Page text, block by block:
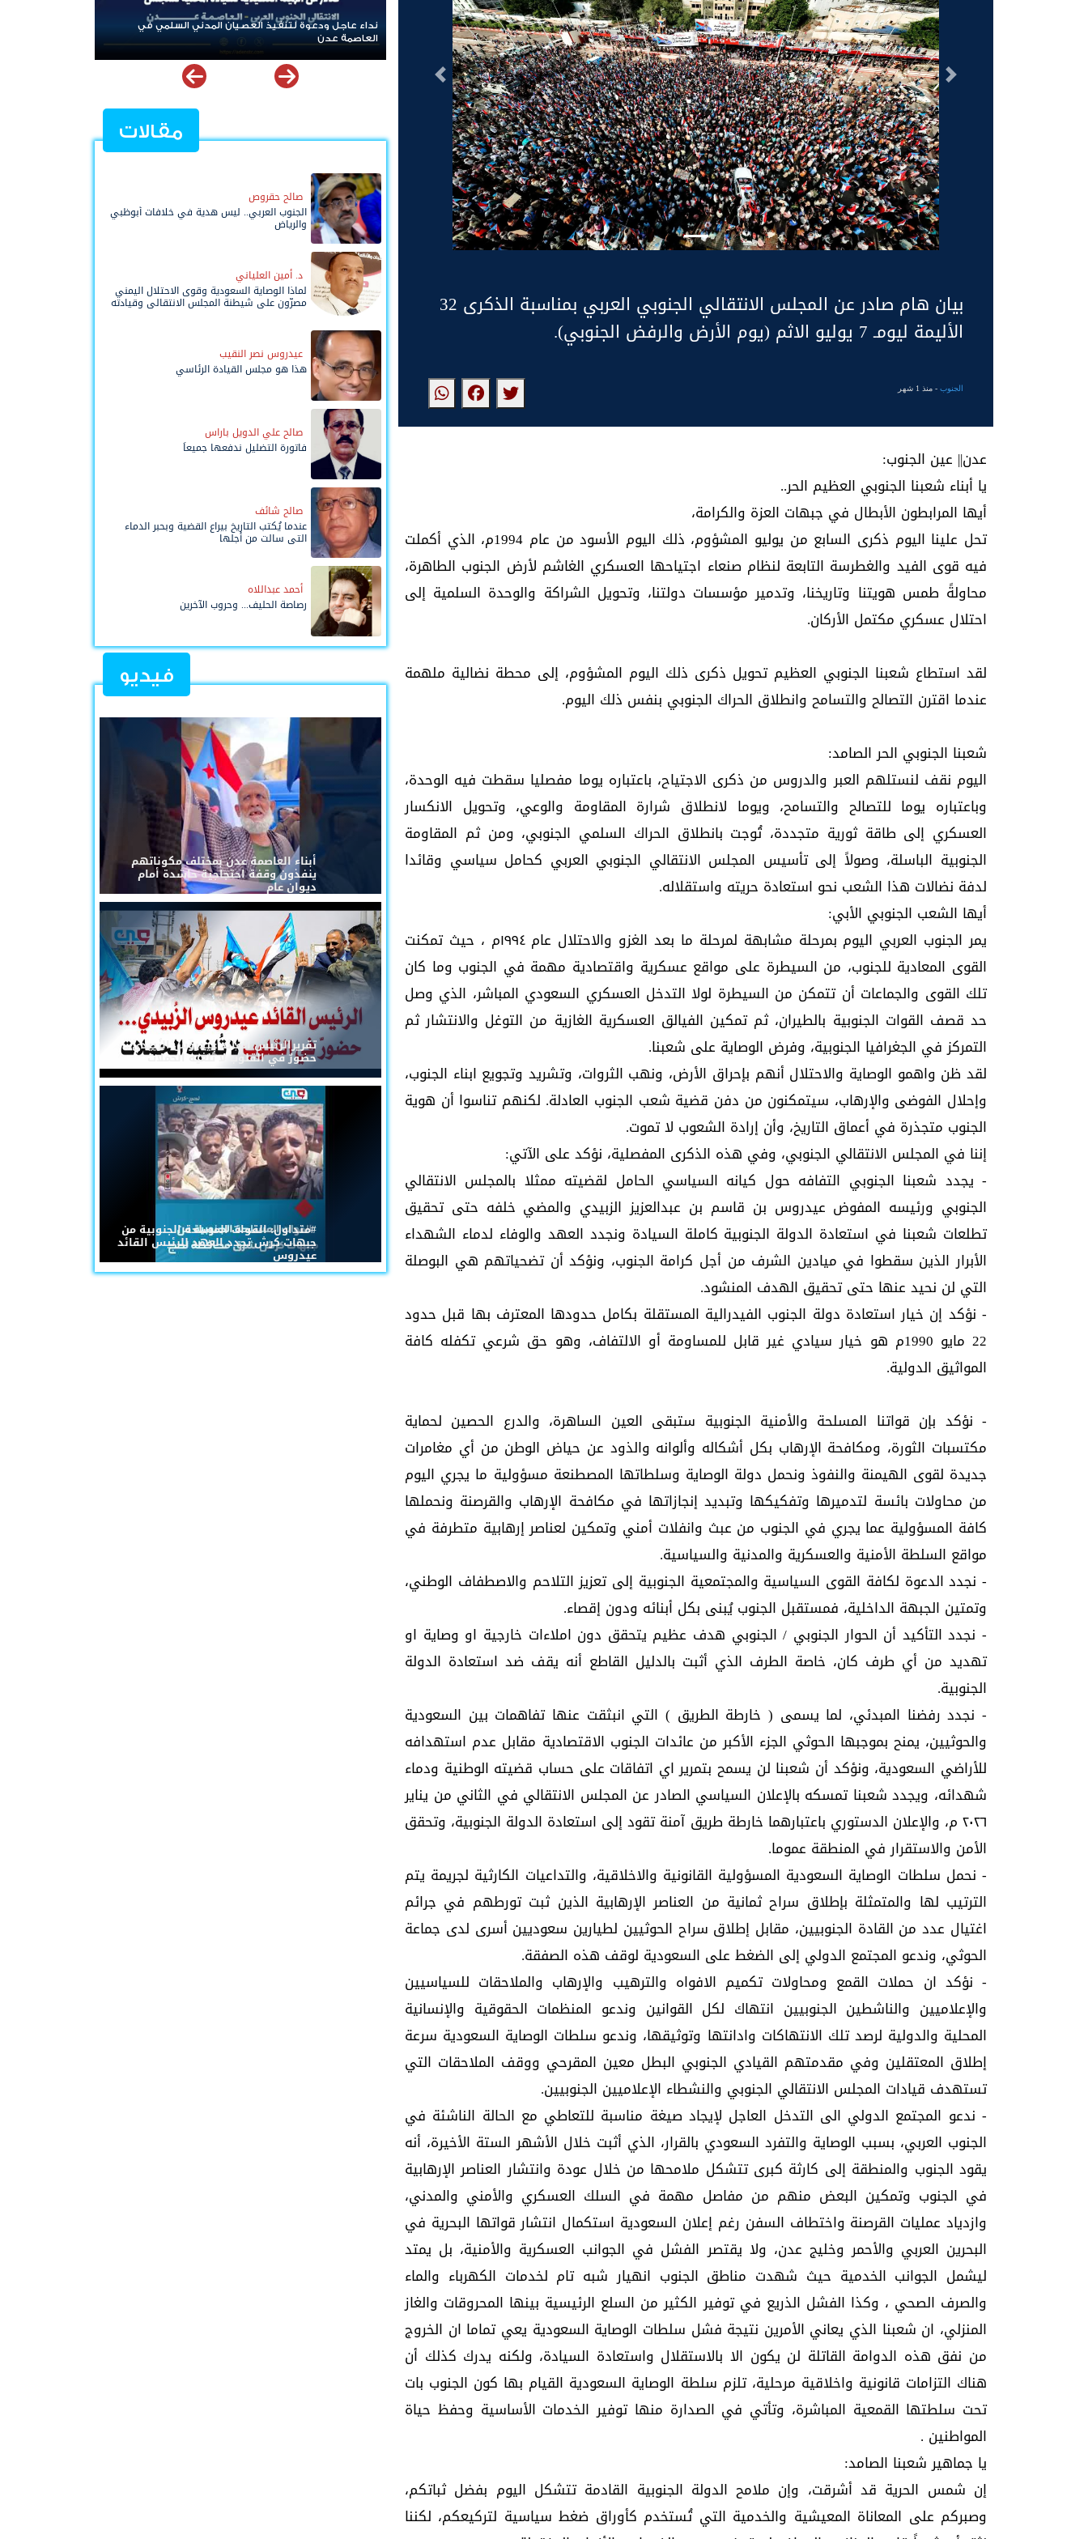
التالى السابق
بيان هام صادر عن المجلس الانتقالي الجنوبي العربي ​بمناسبة الذكرى 32
الأليمة ليومـ 7 يوليو الاثم (يوم الأرض والرفض الجنوبي).
الجنوب- منذ 1 شهر
عدن|| عين الجنوب:
​يا أبناء شعبنا الجنوبي العظيم الحر..
أيها المرابطون الأبطال في جبهات العزة والكرامة،
​تحل علينا اليوم ذكرى السابع من يوليو المشؤوم، ذلك اليوم الأسود من عام 1994م، الذي أكملت
فيه قوى الفيد والغطرسة التابعة لنظام صنعاء اجتياحها العسكري الغاشم لأرض الجنوب الطاهرة،
محاولةً طمس هويتنا وتاريخنا، وتدمير مؤسسات دولتنا، وتحويل الشراكة والوحدة السلمية إلى
احتلال عسكري مكتمل الأركان.
لقد استطاع شعبنا الجنوبي العظيم تحويل ذكرى ذلك اليوم المشؤوم، إلى محطة نضالية ملهمة
عندما اقترن التصالح والتسامح وانطلاق الحراك الجنوبي بنفس ذلك اليوم.
شعبنا الجنوبي الحر الصامد:
اليوم نقف لنستلهم العبر والدروس من ذكرى الاجتياح، باعتباره يوما مفصليا سقطت فيه الوحدة،
وباعتباره يوما للتصالح والتسامح، ويوما لانطلاق شرارة المقاومة والوعي، وتحويل الانكسار
العسكري إلى طاقة ثورية متجددة، تُوجت بانطلاق الحراك السلمي الجنوبي، ومن ثم المقاومة
الجنوبية الباسلة، وصولاً إلى تأسيس المجلس الانتقالي الجنوبي العربي كحامل سياسي وقائدا
لدفة نضالات هذا الشعب نحو استعادة حريته واستقلاله.
​أيها الشعب الجنوبي الأبي:
يمر الجنوب العربي اليوم بمرحلة مشابهة لمرحلة ما بعد الغزو والاحتلال عام ١٩٩٤م ، حيث تمكنت
القوى المعادية للجنوب، من السيطرة على مواقع عسكرية واقتصادية مهمة في الجنوب وما كان
تلك القوى والجماعات أن تتمكن من السيطرة لولا التدخل العسكري السعودي المباشر، الذي وصل
حد قصف القوات الجنوبية بالطيران، ثم تمكين الفيالق العسكرية الغازية من التوغل والانتشار ثم
التمركز في الجغرافيا الجنوبية، وفرض الوصاية على شعبنا.
​لقد ظن واهمو الوصاية والاحتلال أنهم بإحراق الأرض، ونهب الثروات، وتشريد وتجويع ابناء الجنوب،
وإحلال الفوضى والإرهاب، سيتمكنون من دفن قضية شعب الجنوب العادلة. لكنهم تناسوا أن هوية
الجنوب متجذرة في أعماق التاريخ، وأن إرادة الشعوب لا تموت.
​إننا في المجلس الانتقالي الجنوبي، وفي هذه الذكرى المفصلية، نؤكد على الآتي:
- يجدد شعبنا الجنوبي التفافه حول كيانه السياسي الحامل لقضيته ممثلا بالمجلس الانتقالي
الجنوبي ورئيسه المفوض عيدروس بن قاسم بن عبدالعزيز الزبيدي والمضي خلفه حتى تحقيق
تطلعات شعبنا في استعادة الدولة الجنوبية كاملة السيادة ونجدد العهد والوفاء لدماء الشهداء
الأبرار الذين سقطوا في ميادين الشرف من أجل كرامة الجنوب، ونؤكد أن تضحياتهم هي البوصلة
التي لن نحيد عنها حتى تحقيق الهدف المنشود.
- نؤكد​ إن خيار استعادة دولة الجنوب الفيدرالية المستقلة بكامل حدودها المعترف بها قبل حدود
22 مايو 1990م هو خيار سيادي غير قابل للمساومة أو الالتفاف، وهو حق شرعي تكفله كافة
المواثيق الدولية.
​- نؤكد بإن قواتنا المسلحة والأمنية الجنوبية ستبقى العين الساهرة، والدرع الحصين لحماية
مكتسبات الثورة، ومكافحة الإرهاب بكل أشكاله وألوانه والذود عن حياض الوطن من أي مغامرات
جديدة لقوى الهيمنة والنفوذ ونحمل دولة الوصاية وسلطاتها المصطنعة مسؤولية ما يجري اليوم
من محاولات بائسة لتدميرها وتفكيكها وتبديد إنجازاتها في مكافحة الإرهاب والقرصنة ونحملها
كافة المسؤولية عما يجري في الجنوب من عبث وانفلات أمني وتمكين لعناصر إرهابية متطرفة في
مواقع السلطة الأمنية والعسكرية والمدنية والسياسية.
- نجدد الدعوة لكافة القوى السياسية والمجتمعية الجنوبية إلى تعزيز التلاحم والاصطفاف الوطني،
وتمتين الجبهة الداخلية، فمستقبل الجنوب يُبنى بكل أبنائه ودون إقصاء.
- نجدد التأكيد أن الحوار الجنوبي / الجنوبي هدف عظيم يتحقق دون املاءات خارجية او وصاية او
تهديد من أي طرف كان، خاصة الطرف الذي أثبت بالدليل القاطع أنه يقف ضد استعادة الدولة
الجنوبية.
- نجدد رفضنا المبدئي، لما يسمى ( خارطة الطريق ) التي انبثقت عنها تفاهمات بين السعودية
والحوثيين، يمنح بموجبها الحوثي الجزء الأكبر من عائدات الجنوب الاقتصادية مقابل عدم استهدافه
للأراضي السعودية، ونؤكد أن شعبنا لن يسمح بتمرير اي اتفاقات على حساب قضيته الوطنية ودماء
شهدائه، ويجدد شعبنا تمسكه بالإعلان السياسي الصادر عن المجلس الانتقالي في الثاني من يناير
٢٠٢٦ م، والإعلان الدستوري باعتبارهما خارطة طريق آمنة تقود إلى استعادة الدولة الجنوبية، وتحقق
الأمن والاستقرار في المنطقة عموما.
- نحمل سلطات الوصاية السعودية المسؤولية القانونية والاخلاقية، والتداعيات الكارثية لجريمة يتم
الترتيب لها والمتمثلة بإطلاق سراح ثمانية من العناصر الإرهابية الذين ثبت تورطهم في جرائم
اغتيال عدد من القادة الجنوبيين، مقابل إطلاق سراح الحوثيين لطيارين سعوديين أسرى لدى جماعة
الحوثي، وندعو المجتمع الدولي إلى الضغط على السعودية لوقف هذه الصفقة.
- نؤكد ان حملات القمع ومحاولات تكميم الافواه والترهيب والإرهاب والملاحقات للسياسيين
والإعلاميين والناشطين الجنوبيين انتهاك لكل القوانين وندعو المنظمات الحقوقية والإنسانية
المحلية والدولية لرصد تلك الانتهاكات وادانتها وتوثيقها، وندعو سلطات الوصاية السعودية سرعة
إطلاق المعتقلين وفي مقدمتهم القيادي الجنوبي البطل معين المقرحي ووقف الملاحقات التي
تستهدف قيادات المجلس الانتقالي الجنوبي والنشطاء الإعلاميين الجنوبيين.
- ندعو المجتمع الدولي الى التدخل العاجل لإيجاد صيغة مناسبة للتعاطي مع الحالة الناشئة في
الجنوب العربي، بسبب الوصاية والتفرد السعودي بالقرار، الذي أثبت خلال الأشهر الستة الأخيرة، أنه
يقود الجنوب والمنطقة إلى كارثة كبرى تتشكل ملامحها من خلال عودة وانتشار العناصر الإرهابية
في الجنوب وتمكين البعض منهم من مفاصل مهمة في السلك العسكري والأمني والمدني،
وازدياد عمليات القرصنة واختطاف السفن رغم إعلان السعودية استكمال انتشار قواتها البحرية في
البحرين العربي والأحمر وخليج عدن، ولا يقتصر الفشل في الجوانب العسكرية والأمنية، بل يمتد
ليشمل الجوانب الخدمية حيث شهدت مناطق الجنوب انهيار شبه تام لخدمات الكهرباء والماء
والصرف الصحي ، وكذا الفشل الذريع في توفير الكثير من السلع الرئيسية بينها المحروقات والغاز
المنزلي، ان شعبنا الذي يعاني الأمرين نتيجة فشل سلطات الوصاية السعودية يعي تماما ان الخروج
من نفق هذه الدوامة القاتلة لن يكون الا بالاستقلال واستعادة السيادة، ولكنه يدرك كذلك أن
هناك التزامات قانونية واخلاقية مرحلية، تلزم سلطة الوصاية السعودية القيام بها كون الجنوب بات
تحت سلطتها القمعية المباشرة، وتأتي في الصدارة منها توفير الخدمات الأساسية وحفظ حياة
المواطنين .
​يا جماهير شعبنا الصامد:
إن شمس الحرية قد أشرقت، وإن ملامح الدولة الجنوبية القادمة تتشكل اليوم بفضل ثباتكم،
وصبركم على المعاناة المعيشية والخدمية التي تُستخدم كأوراق ضغط سياسية لتركيعكم، لكننا
بن لسود: الفارق بين حادثتي الخشعة والرويك يعكس تميز
العقيدة القتالية والثبات المعنوي للقوات الجنوبية
مقالات
صالح حقروص
الجنوب العربي.. ليس هدية في خلافات أبوظبي
والرياض
د. أمين العلياني
لماذا الوصاية السعودية وقوى الاحتلال اليمني
مصرّون على شيطنة المجلس الانتقالي وقيادته
عيدروس نصر النقيب
هذا هو مجلس القيادة الرئاسي
صالح علي الدويل باراس
فاتورة التضليل ندفعها جميعاً
صالح شائف
عندما يُكتب التاريخ بيراع القضية وبحبر الدماء
التي سالت من أجلها
أحمد عبداللاه
رصاصة الحليف... وحروب الآخرين
فيديو
أبناء العاصمة عدن بمختلف مكوناتهم
ينفذون وقفة احتجاجية حاشدة أمام
ديوان عام
تقريرالرئيس القائد عيدروس الزُبيدي...
حضورٌ في القلوب لا تُلغيه الحملات
#متداول: القوات المسلحة الجنوبية من
جبهات كرش تجدد العهد للرئيس القائد
عيدروس